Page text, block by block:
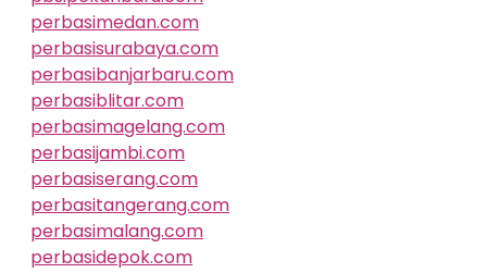
perbasimedan.com
perbasisurabaya.com
perbasibanjarbaru.com
perbasiblitar.com
perbasimagelang.com
perbasijambi.com
perbasiserang.com
perbasitangerang.com
perbasimalang.com
perbasidepok.com